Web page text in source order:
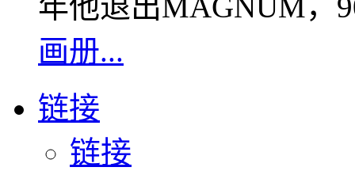
年他退出MAGNUM，
画册...
链接
链接